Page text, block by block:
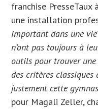
franchise PresseTaux
une installation
important dans une vie
n’ont pas toujours à
outils pour trouver
des critères classiques
justement cette
pour Magali Zeller,